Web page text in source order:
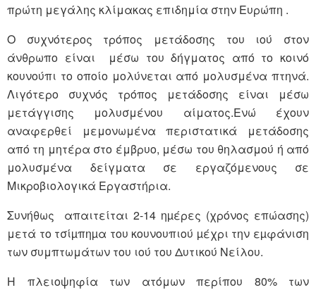
πρώτη μεγάλης κλίμακας επιδημία στην Ευρώπη .
Ο συχνότερος τρόπος μετάδοσης του ιού στον
άνθρωπο είναι μέσω του δήγματος από το κοινό
κουνούπι το οποίο μολύνεται από μολυσμένα πτηνά.
Λιγότερο συχνός τρόπος μετάδοσης είναι μέσω
μετάγγισης μολυσμένου αίματος.Ενώ έχουν
αναφερθεί μεμονωμένα περιστατικά μετάδοσης
από τη μητέρα στο έμβρυο, μέσω του θηλασμού ή από
μολυσμένα δείγματα σε εργαζόμενους σε
Μικροβιολογικά Εργαστήρια.
Συνήθως απαιτείται 2-14 ηµέρες (χρόνος επώασης)
μετά το τσίµπηµα του κουνουπιού µέχρι την εµφάνιση
των συμπτωμάτων του ιού του Δυτικού Νείλου.
Η πλειοψηφία των ατόμων περίπου 80% των